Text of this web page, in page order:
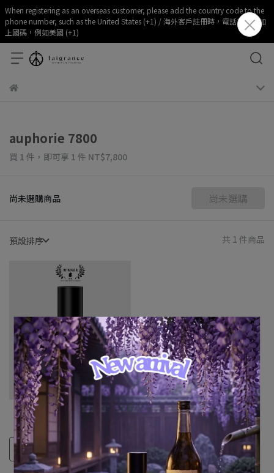
When registering as an overseas customer, please add the country code to the
phone number, such as the United States (+1) / 海外客戶註冊時，電話部分請加
上國碼，例如美國 (+1)
auphorie 7800
買 1 件， 即可享 1 件 NT$7,800
尚未選購商品 尚未選購
預設排序 共 1 件商品
Auphorie Miyako 都
NT$7,801
選購